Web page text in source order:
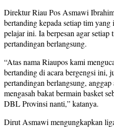
Direktur Riau Pos Asmawi
bertanding kepada setiap tim
pelajar ini. Ia berpesan agar
pertandingan berlangsung.
“Atas nama Riaupos kami
bertanding di acara bergengsi ini,
pertandingan berlangsung,
mengasah bakat bermain basket
DBL Provinsi nanti,” katanya.
Dirut Asmawi mengungkapkan